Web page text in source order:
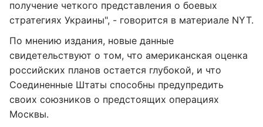
получение четкого представления о боевых
стратегиях Украины", - говорится в материале NYT.
По мнению издания, новые данные
свидетельствуют о том, что американская оценка
российских планов остается глубокой, и что
Соединенные Штаты способны предупредить
своих союзников о предстоящих операциях
Москвы.